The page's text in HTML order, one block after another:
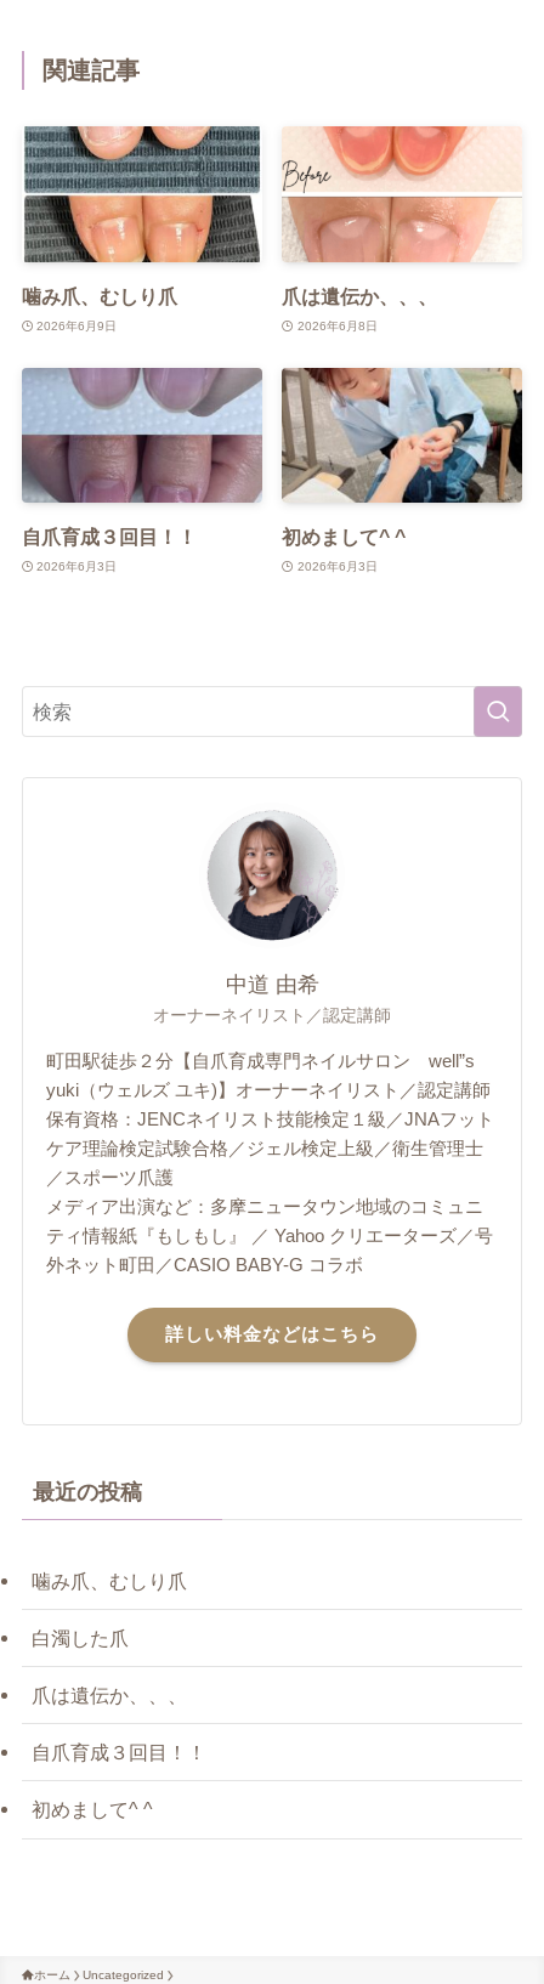
関連記事
噛み爪、むしり爪
2026年6月9日
爪は遺伝か、、、
2026年6月8日
自爪育成３回目！！
2026年6月3日
初めまして^ ^
2026年6月3日
中道 由希
オーナーネイリスト／認定講師
町田駅徒歩２分【自爪育成専門ネイルサロン well”s
yuki（ウェルズ ユキ)】オーナーネイリスト／認定講師
保有資格：JENCネイリスト技能検定１級／JNAフット
ケア理論検定試験合格／ジェル検定上級／衛生管理士
／スポーツ爪護
メディア出演など：多摩ニュータウン地域のコミュニ
ティ情報紙『もしもし』 ／ Yahoo クリエーターズ／号
外ネット町田／CASIO BABY-G コラボ
詳しい料金などはこちら
最近の投稿
噛み爪、むしり爪
白濁した爪
爪は遺伝か、、、
自爪育成３回目！！
初めまして^ ^
ホーム Uncategorized